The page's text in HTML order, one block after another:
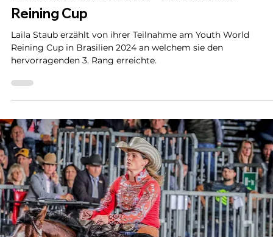
1. Nov. 2024 1 Min. Lesezeit
Erfolgreiche Schweizerinnen an der
NRHA Germany Breeders Futurity
Patricia Künzli und Adrienne Speidel schafften es in den
unter die ersten vier Ränge in ihrer Kategorie.